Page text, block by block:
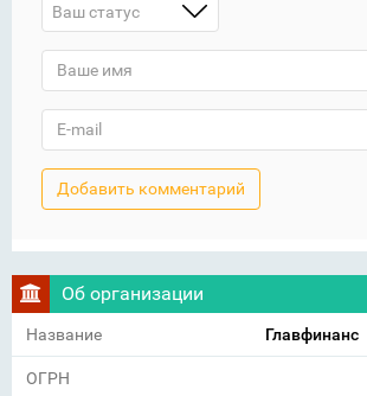
Ваш статус
Об организации
Название Главфинанс
ОГРН